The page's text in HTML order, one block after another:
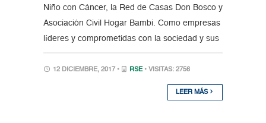
Niño con Cáncer, la Red de Casas Don Bosco y
Asociación Civil Hogar Bambi. Como empresas
líderes y comprometidas con la sociedad y sus
12 DICIEMBRE, 2017 • RSE • VISITAS: 2756
LEER MÁS